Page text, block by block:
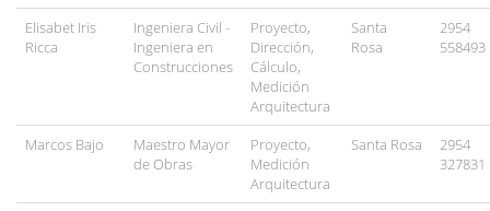
Elisabet Iris
Ricca
Ingeniera Civil -
Ingeniera en
Construcciones
Proyecto,
Dirección,
Cálculo,
Medición
Arquitectura
Santa
Rosa
2954
558493
Marcos Bajo
Maestro Mayor
de Obras
Proyecto,
Medición
Arquitectura
Santa Rosa
2954
327831